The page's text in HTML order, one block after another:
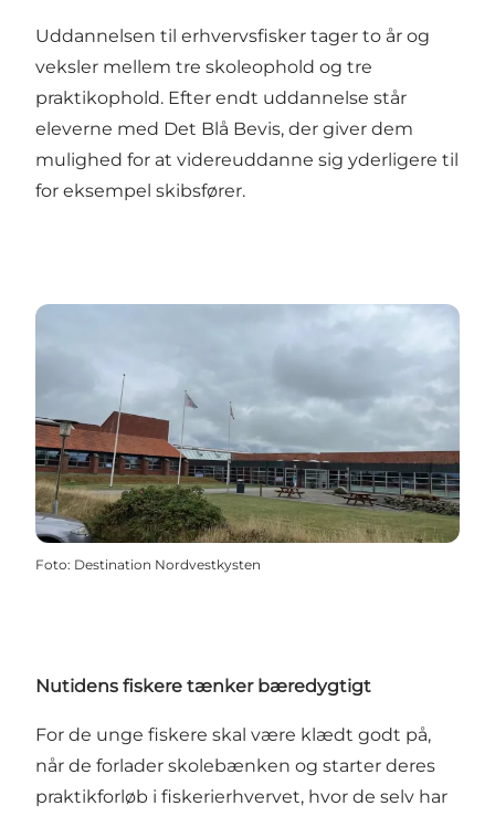
Uddannelsen til erhvervsfisker tager to år og
veksler mellem tre skoleophold og tre
praktikophold. Efter endt uddannelse står
eleverne med Det Blå Bevis, der giver dem
mulighed for at videreuddanne sig yderligere til
for eksempel skibsfører.
Foto: Destination Nordvestkysten
Nutidens fiskere tænker bæredygtigt
For de unge fiskere skal være klædt godt på,
når de forlader skolebænken og starter deres
praktikforløb i fiskerierhvervet, hvor de selv har